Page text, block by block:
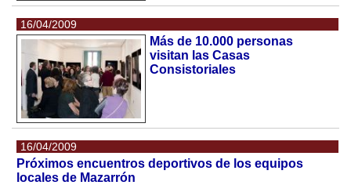
16/04/2009
Más de 10.000 personas
visitan las Casas
Consistoriales
16/04/2009
Próximos encuentros deportivos de los equipos
locales de Mazarrón